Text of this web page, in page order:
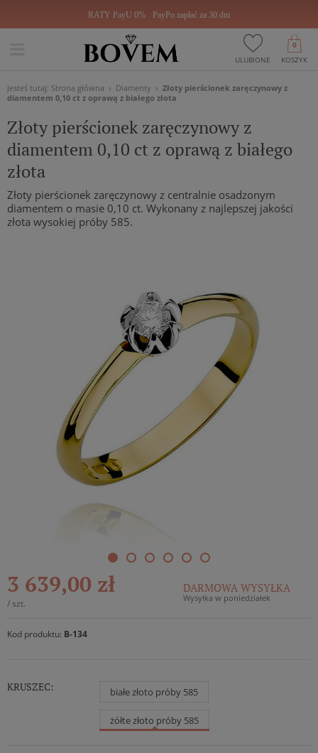
RATY PayU 0% PayPo zapłać za 30 dni
ULUBIONE KOSZYK
0
Jesteś tutaj: Strona główna Diamenty
Złoty pierścionek zaręczynowy z
diamentem 0,10 ct z oprawą z białego złota
Złoty pierścionek zaręczynowy z
diamentem 0,10 ct z oprawą z białego
złota
Złoty pierścionek zaręczynowy z centralnie osadzonym
diamentem o masie 0,10 ct. Wykonany z najlepszej jakości
złota wysokiej próby 585.
3 639,00 zł
/ szt.
DARMOWA WYSYŁKA
Wysyłka w poniedziałek
Kod produktu: B-134
KRUSZEC: białe złoto próby 585
żółte złoto próby 585